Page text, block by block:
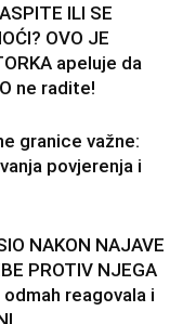
ILI SE
OVO JE
apeluje da
ne radite!
granice važne:
povjerenja i
NAKON NAJAVE
PROTIV NJEGA
reagovala i